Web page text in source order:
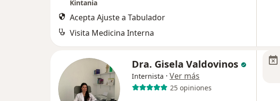
Kintania
Acepta Ajuste a Tabulador
Visita Medicina Interna
Dra. Gisela Valdovinos
Internista · Ver más
25 opiniones